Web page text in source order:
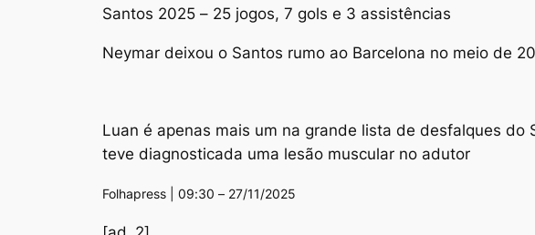
Santos 2025 – 25 jogos, 7 gols e 3 assistências
Neymar deixou o Santos rumo ao Barcelona no meio de
Luan é apenas mais um na grande lista de desfalques
teve diagnosticada uma lesão muscular no adutor
Folhapress | 09:30 – 27/11/2025